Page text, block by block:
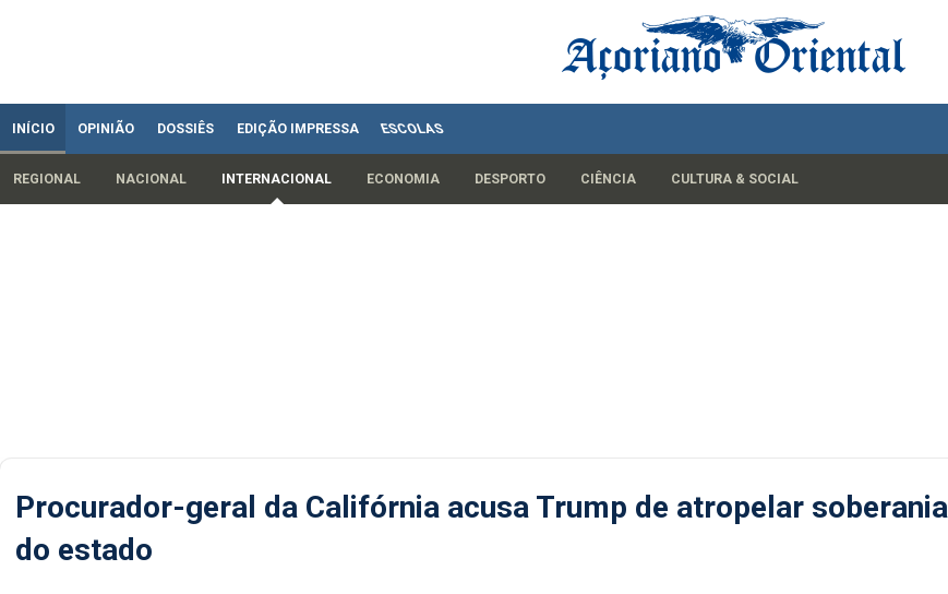
INÍCIO OPINIÃO DOSSIÊS EDIÇÃO IMPRESSA ESCOLAS
REGIONAL NACIONAL INTERNACIONAL ECONOMIA DESPORTO CIÊNCIA CULTURA & SOCIAL
Procurador-geral da Califórnia acusa Trump de atropelar soberania
do estado